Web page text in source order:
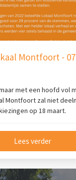
Montfoort -
met een hoofd vol
Montfoort zal niet
op 18 maart.
Lees verder